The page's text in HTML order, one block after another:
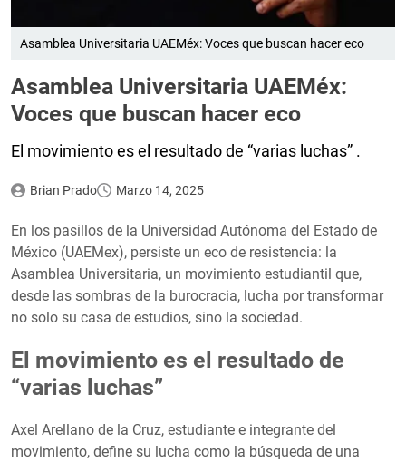
Asamblea Universitaria UAEMéx: Voces que buscan hacer eco
Asamblea Universitaria UAEMéx:
Voces que buscan hacer eco
El movimiento es el resultado de “varias luchas” .
Brian Prado Marzo 14, 2025
En los pasillos de la Universidad Autónoma del Estado de
México (UAEMex), persiste un eco de resistencia: la
Asamblea Universitaria, un movimiento estudiantil que,
desde las sombras de la burocracia, lucha por transformar
no solo su casa de estudios, sino la sociedad.
El movimiento es el resultado de
“varias luchas”
Axel Arellano de la Cruz, estudiante e integrante del
movimiento, define su lucha como la búsqueda de una